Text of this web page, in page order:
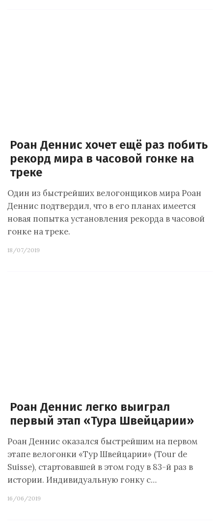
Роан Деннис хочет ещё раз побить
рекорд мира в часовой гонке на
треке
Один из быстрейших велогонщиков мира Роан
Деннис подтвердил, что в его планах имеется
новая попытка установления рекорда в часовой
гонке на треке.
18/07/2019
Роан Деннис легко выиграл
первый этап «Тура Швейцарии»
Роан Деннис оказался быстрейшим на первом
этапе велогонки «Тур Швейцарии» (Tour de
Suisse), стартовавшей в этом году в 83-й раз в
истории. Индивидуальную гонку с…
16/06/2019